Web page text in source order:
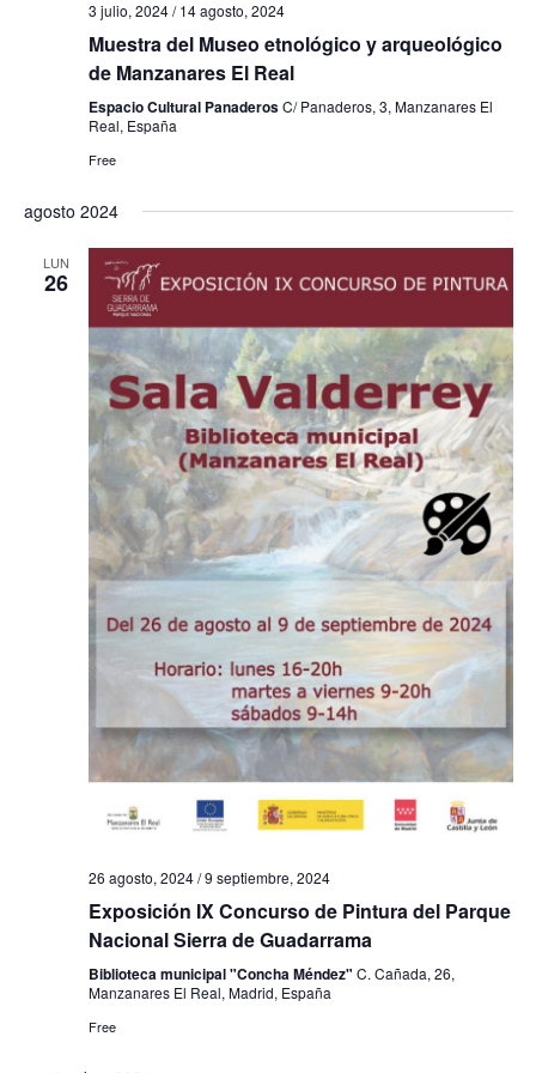
e
q
u
e
d
a
y
v
i
s
t
a
s
d
e
E
e
n
s
E
v
e
n
t
o
3 julio, 2024/14 agosto, 2024
Muestra del Museo etnológico y arqueológico
de Manzanares El Real
Espacio Cultural PanaderosC/ Panaderos, 3, Manzanares El
Real, España
Free
agosto 2024
LUN
26
26 agosto, 2024/9 septiembre, 2024
Exposición IX Concurso de Pintura del Parque
Nacional Sierra de Guadarrama
Biblioteca municipal "Concha Méndez" C. Cañada, 26,
Manzanares El Real, Madrid, España
Free